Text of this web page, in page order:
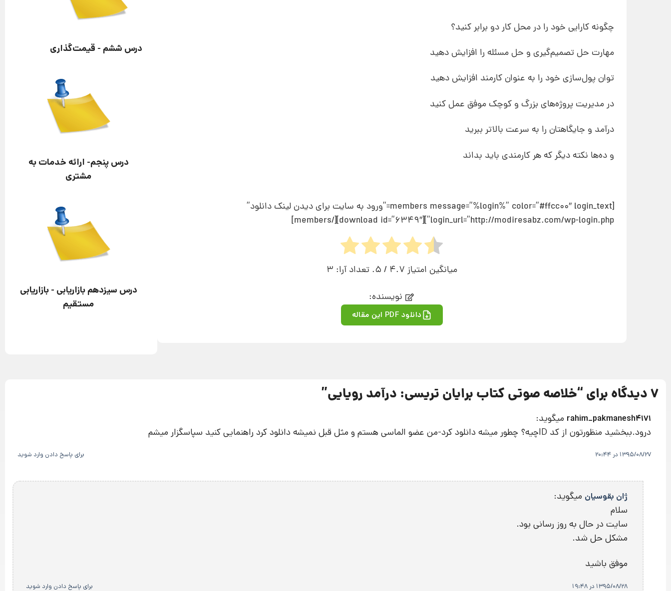
چگونه کارایی خود را در محل کار دو برابر کنید؟
مهارت حل تصمیم‌گیری و حل مسئله را افزایش دهید
توان پول‌سازی خود را به عنوان کارمند افزایش دهید
در مدیریت پروژه‌های بزرگ و کوچک موفق عمل کنید
درآمد و جایگاهتان را به سرعت بالاتر ببرید
و ده‌ها نکته دیگر که هر کارمندی باید بداند
[members message=”%login%” color=”#ffcc00″ login_text=”ورود به سایت برای دیدن لینک دانلود”
login_url=”http://modiresabz.com/wp-login.php”][download id=”6349″][/members]
میانگین امتیاز 4.7 / 5. تعداد آرا:
3
نویسنده:
دانلود PDF این مقاله
درس ششم - قیمت‌گذاری
درس پنجم- ارائه خدمات به
مشتری
درس سیزدهم بازاریابی - بازاریابی
مستقیم
7 دیدگاه برای “ خلاصه صوتی کتاب برایان تریسی: درآمد رویایی”
rahim_pakmanesh4171 میگوید:
درود.ببخشید منظورتون از کد IDچیه؟ چطور میشه دانلود کرد-من عضو الماسی هستم و مثل قبل نمیشه دانلود کرد راهنمایی کنید سپاسگزار میشم
1395/08/27 در 20:44 برای پاسخ دادن وارد شوید
ژان بقوسیان میگوید:
سلام
سایت در حال به روز رسانی بود.
مشکل حل شد.
موفق باشید
1395/08/28 در 19:48 برای پاسخ دادن وارد شوید